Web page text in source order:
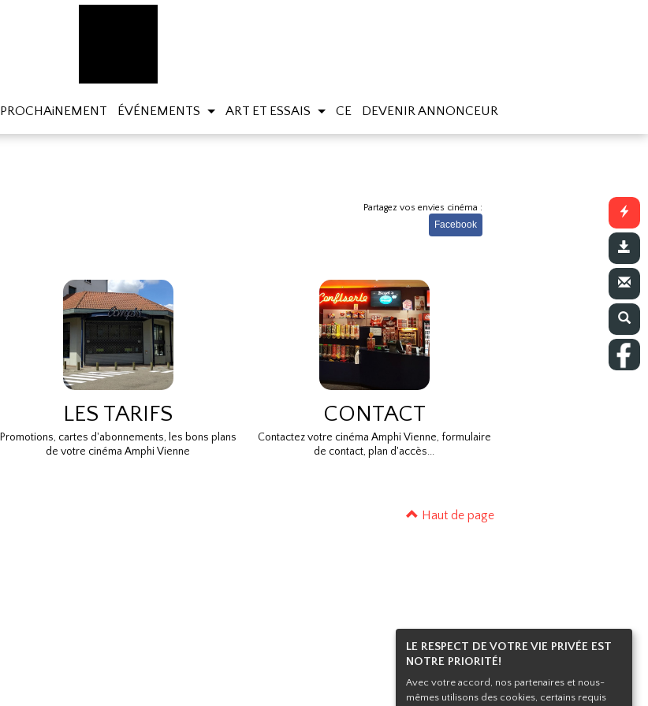
LE RESPECT DE VOTRE VIE PRIVÉE EST
NOTRE PRIORITÉ!
Avec votre accord, nos partenaires et nous-
mêmes utilisons des cookies, certains requis
PROCHAiNEMENT ÉVÉNEMENTS ART ET ESSAIS CE DEVENIR ANNONCEUR
Partagez vos envies cinéma :
Facebook
LES TARIFS
Promotions, cartes d'abonnements, les bons plans
de votre cinéma Amphi Vienne
CONTACT
Contactez votre cinéma Amphi Vienne, formulaire
de contact, plan d'accès...
Haut de page